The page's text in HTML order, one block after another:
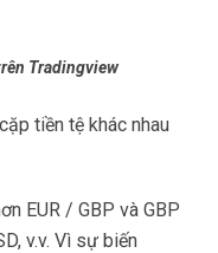
Tradingview
tiền tệ khác nhau
EUR / GBP và GBP
v.v. Vì sự biến